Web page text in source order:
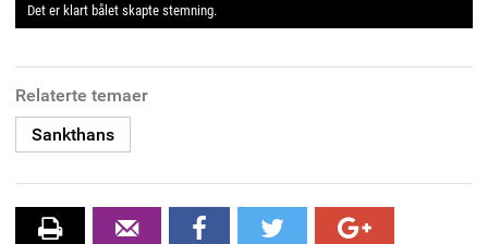
Det er klart bålet skapte stemning.
Relaterte temaer
Sankthans
skrive Tips
Facebooktwitter Google+